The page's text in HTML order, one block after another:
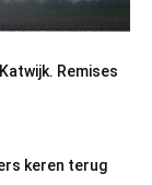
Remises
keren terug